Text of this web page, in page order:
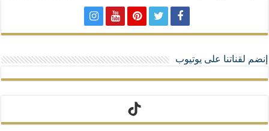
إنضم لقناتنا على يوتيوب
تيك توك